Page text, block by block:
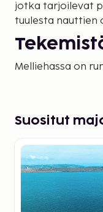
jotka tarjoilevat
tuulesta nauttien
Melliehassa on
päässä sijaitsee
Majoitus
varten
Kun varaat
Suositut